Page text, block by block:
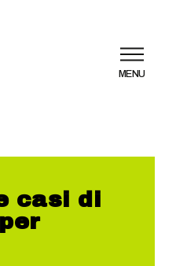
MENU
casi di